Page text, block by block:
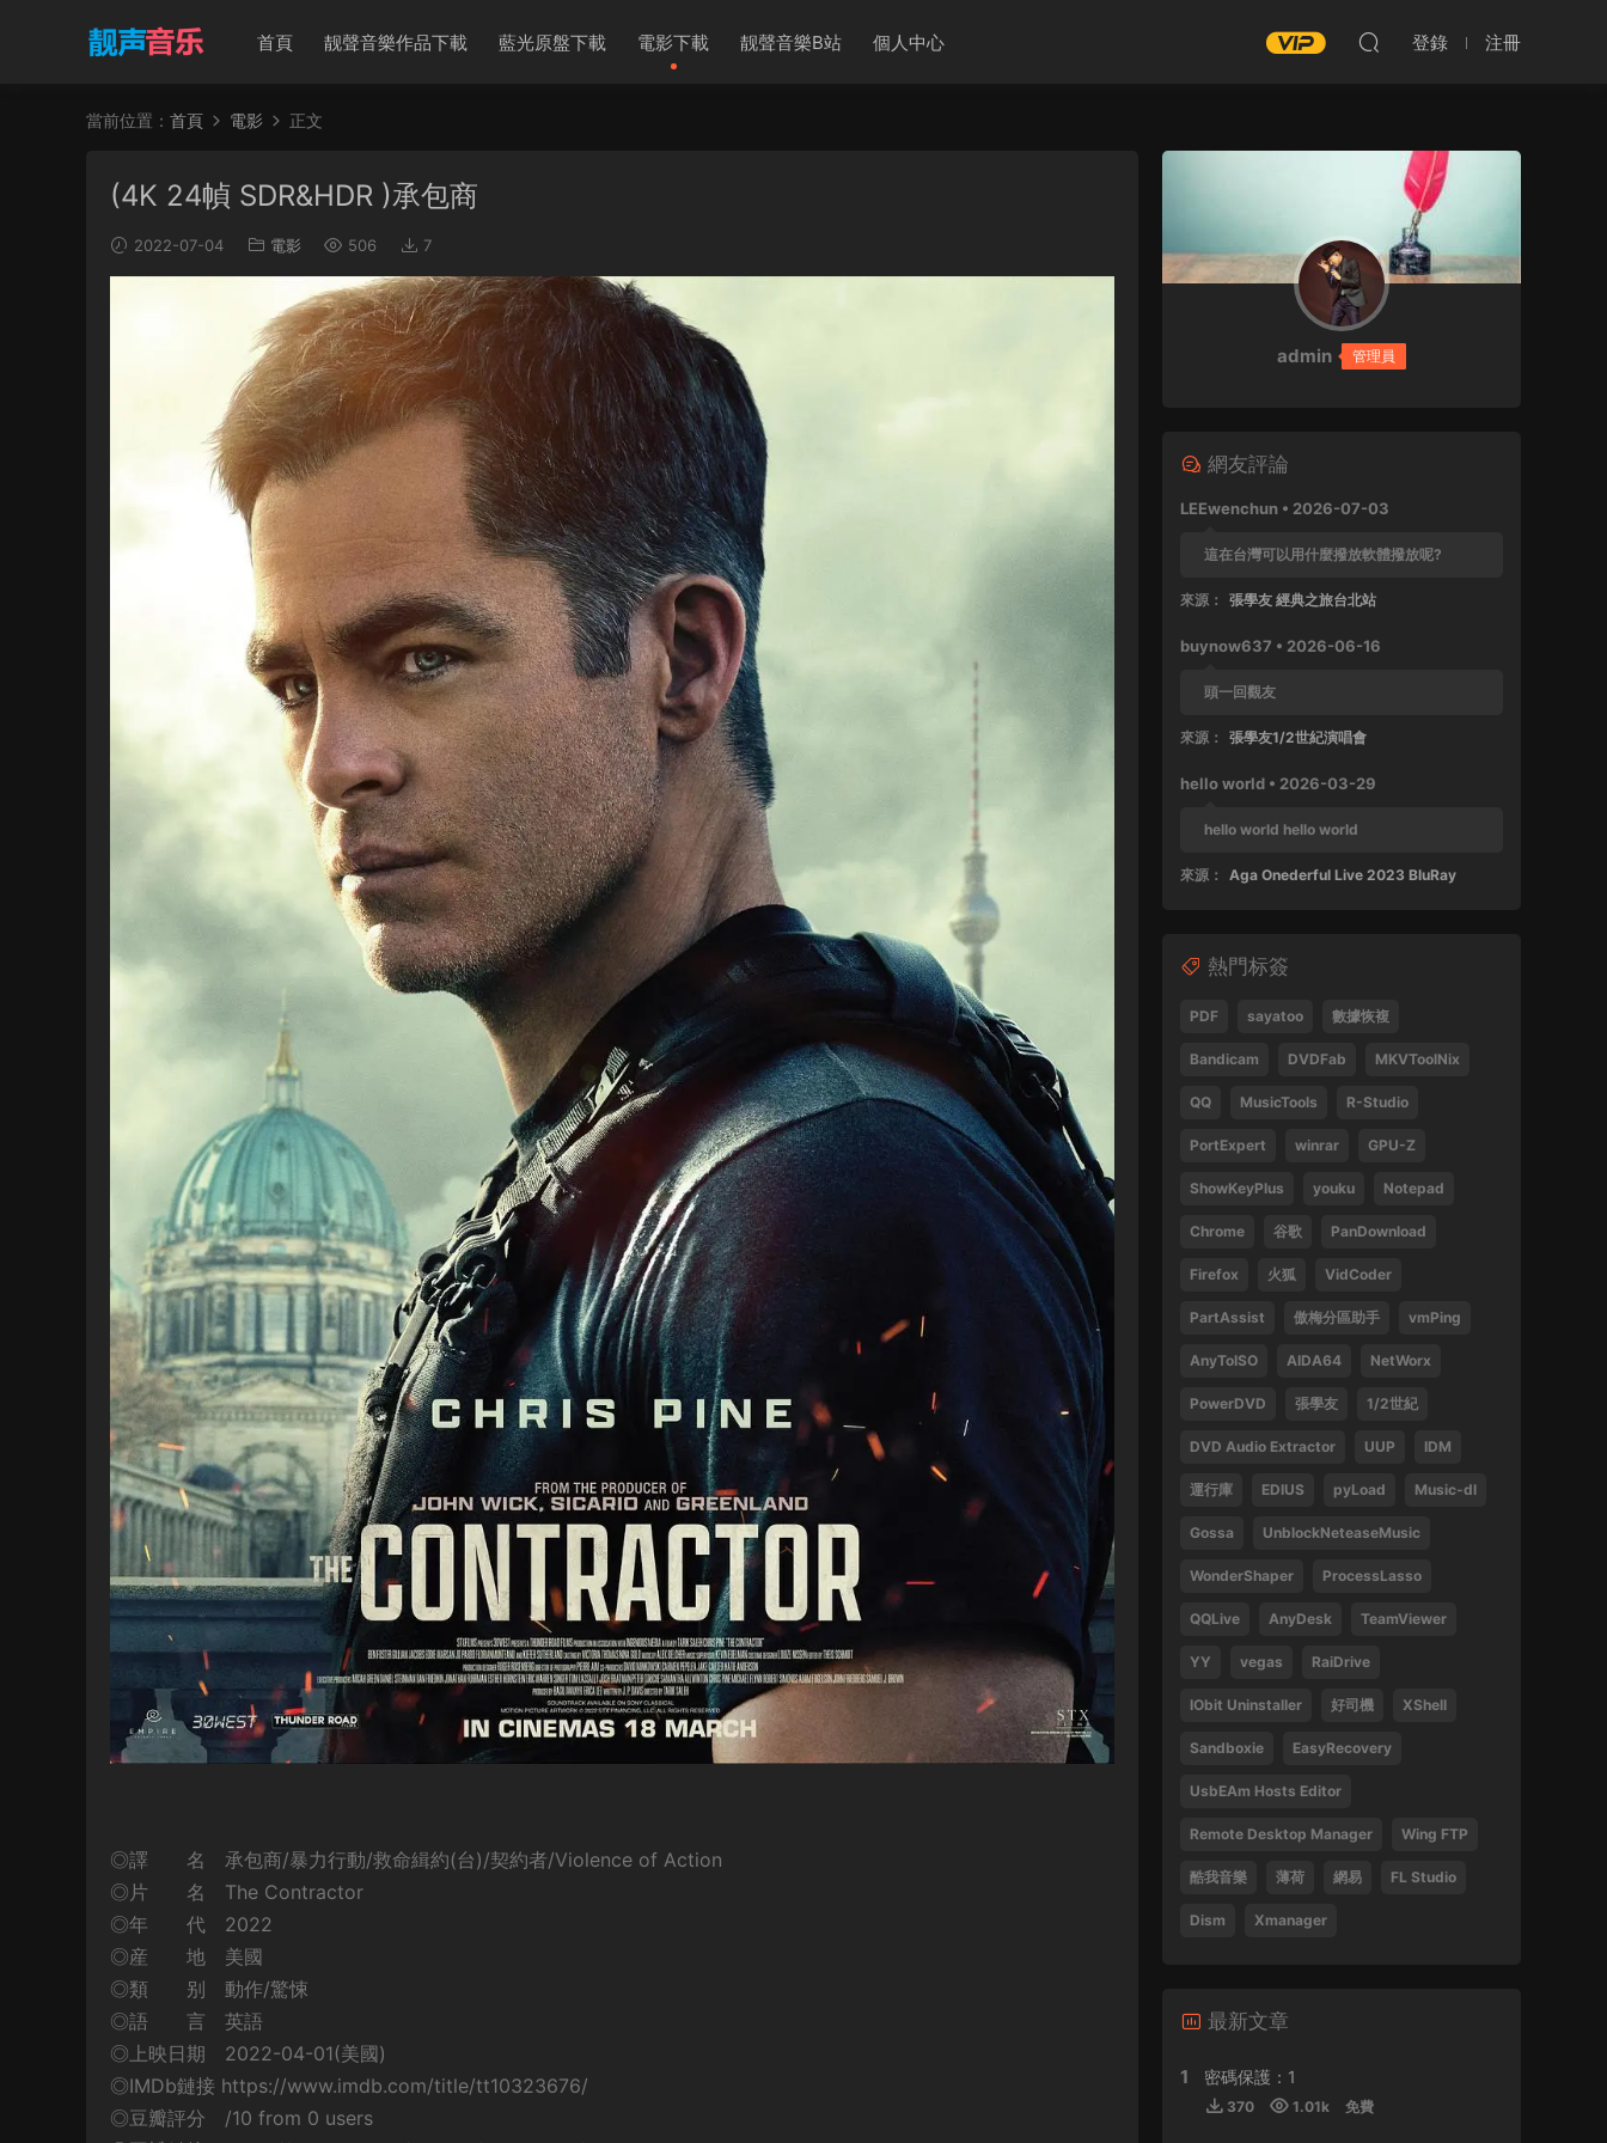
首頁 靓聲音樂作品下載 藍光原盤下載 電影下載 靓聲音樂B站 個人中心 登錄 注冊
當前位置： 首頁 電影 正文
(4K 24幀 SDR&HDR )承包商
2022-07-04 電影 506 7
◎譯 名 承包商/暴力行動/救命緝約(台)/契約者/Violence of Action
◎片 名 The Contractor
◎年 代 2022
◎産 地 美國
◎類 别 動作/驚悚
◎語 言 英語
◎上映日期 2022-04-01(美國)
◎IMDb鏈接 https://www.imdb.com/title/tt10323676/
◎豆瓣評分 /10 from 0 users
admin 管理員
網友評論
LEEwenchun • 2026-07-03
這在台灣可以用什麼撥放軟體撥放呢?
來源： 張學友 經典之旅台北站
buynow637 • 2026-06-16
頭一回觀友
來源： 張學友1/2世紀演唱會
hello world • 2026-03-29
hello world hello world
來源： Aga Onederful Live 2023 BluRay
這張還沒好好完整欣賞過
來源： 張學友 1999 友個人演唱會 60FPS 清晰版
SPad • 2025-04-28
1
來源： 周傑倫 最偉大的作品
13829047375 • 2025-02-21
好
袁鳳瑛 天若有情
唱會香港站
13612396082 • 2024-09-27
感謝
來源： 林子祥&趙增熹 2013 絕對熹祥 演唱會 A
Tsang Hei 2013 Blu-ray 1080i AVC DTS-HD
470859 • 2024-09-03
感謝分享
來源： 瞬息全宇宙
laohusyf • 2024-05-30
喜歡聽張敬軒的歌
來源：
張敬軒 2018 Hinsideout 演唱會 Hins
Silicon • 2024-04-30
來源： (香港站&台北站) 張學友 經典之旅
熱門标簽
PDF sayatoo 數據恢複
Bandicam DVDFab MKVToolNix
QQ MusicTools R-Studio
PortExpert winrar GPU-Z
ShowKeyPlus youku Notepad
Chrome 谷歌 PanDownload
Firefox 火狐 VidCoder
PartAssist 傲梅分區助手 vmPing
AnyToISO AIDA64 NetWorx
PowerDVD 張學友 1/2世紀
DVD Audio Extractor UUP IDM
運行庫 EDIUS pyLoad Music-dl
Gossa UnblockNeteaseMusic
WonderShaper ProcessLasso
QQLive AnyDesk TeamViewer
YY vegas RaiDrive
IObit Uninstaller 好司機 XShell
Sandboxie EasyRecovery
UsbEAm Hosts Editor
Remote Desktop Manager Wing FTP
酷我音樂 薄荷 網易 FL Studio
Dism Xmanager
最新文章
1 密碼保護：1
370 1.01k 免費